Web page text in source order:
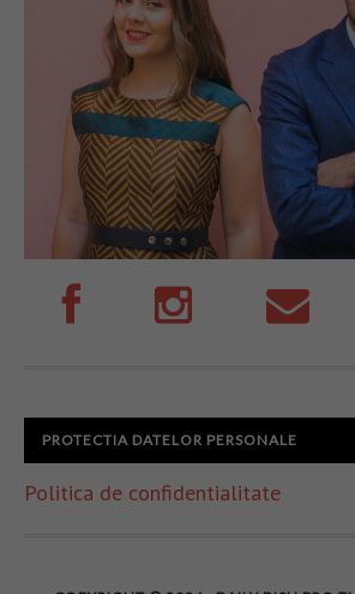
PROTECTIA DATELOR PERSONALE
Politica de confidentialitate